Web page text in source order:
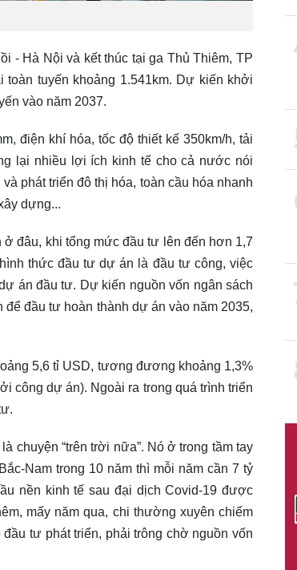
- Hà Nội và kết thúc tại ga Thủ Thiêm, TP
tuyến khoảng 1.541km. Dự kiến khởi
vào năm 2037.
điện khí hóa, tốc độ thiết kế 350km/h, tải
lại nhiều lợi ích kinh tế cho cả nước nói
phát triển đô thị hóa, toàn cầu hóa nhanh
dựng...
ở đâu, khi tổng mức đầu tư lên đến hơn 1,7
thức đầu tư dự án là đầu tư công, việc
án đầu tư. Dự kiến nguồn vốn ngân sách
đầu tư hoàn thành dự án vào năm 2035,
5,6 tỉ USD, tương đương khoảng 1,3%
công dự án). Ngoài ra trong quá trình triển
chuyện “trên trời nữa”. Nó ở trong tầm tay
Nam trong 10 năm thì mỗi năm cần 7 tỷ
nền kinh tế sau đại dịch Covid-19 được
mấy năm qua, chi thường xuyên chiếm
tư phát triển, phải trông chờ nguồn vốn